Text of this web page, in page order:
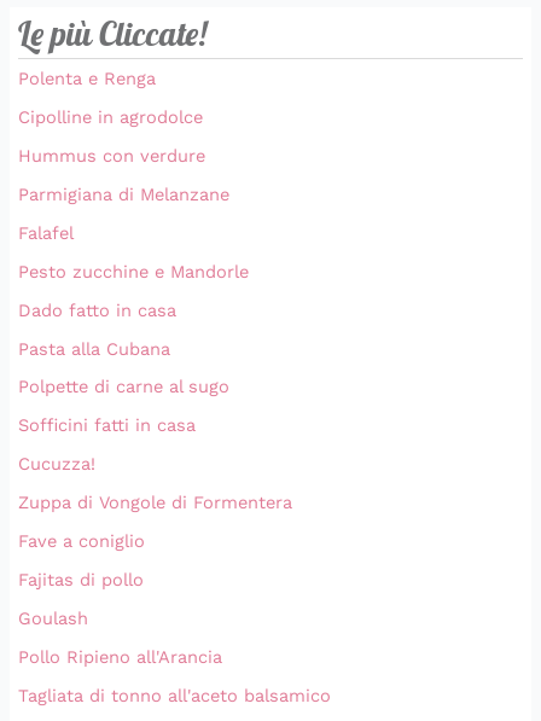
Le più Cliccate!
Polenta e Renga
Cipolline in agrodolce
Hummus con verdure
Parmigiana di Melanzane
Falafel
Pesto zucchine e Mandorle
Dado fatto in casa
Pasta alla Cubana
Polpette di carne al sugo
Sofficini fatti in casa
Cucuzza!
Zuppa di Vongole di Formentera
Fave a coniglio
Fajitas di pollo
Goulash
Pollo Ripieno all'Arancia
Tagliata di tonno all'aceto balsamico